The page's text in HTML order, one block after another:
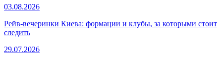
03.08.2026
Рейв-вечеринки Киева: формации и клубы, за которыми стоит
следить
29.07.2026